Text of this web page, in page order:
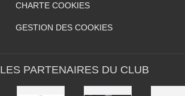
CHARTE COOKIES
GESTION DES COOKIES
LES PARTENAIRES DU CLUB